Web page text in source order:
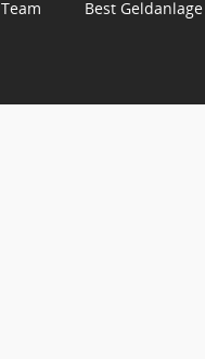
Team Best Geldanlage